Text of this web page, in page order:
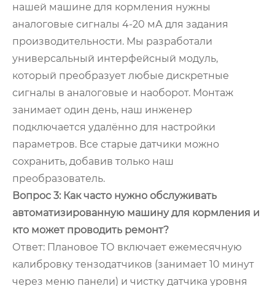
нашей машине для кормления нужны
аналоговые сигналы 4-20 мА для задания
производительности. Мы разработали
универсальный интерфейсный модуль,
который преобразует любые дискретные
сигналы в аналоговые и наоборот. Монтаж
занимает один день, наш инженер
подключается удалённо для настройки
параметров. Все старые датчики можно
сохранить, добавив только наш
преобразователь.
Вопрос 3: Как часто нужно обслуживать
автоматизированную машину для кормления и
кто может проводить ремонт?
Ответ: Плановое ТО включает ежемесячную
калибровку тензодатчиков (занимает 10 минут
через меню панели) и чистку датчика уровня